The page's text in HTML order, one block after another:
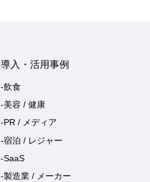
導入・活用事例
-飲食
-美容 / 健康
-PR / メディア
-宿泊 / レジャー
-SaaS
-製造業 / メーカー